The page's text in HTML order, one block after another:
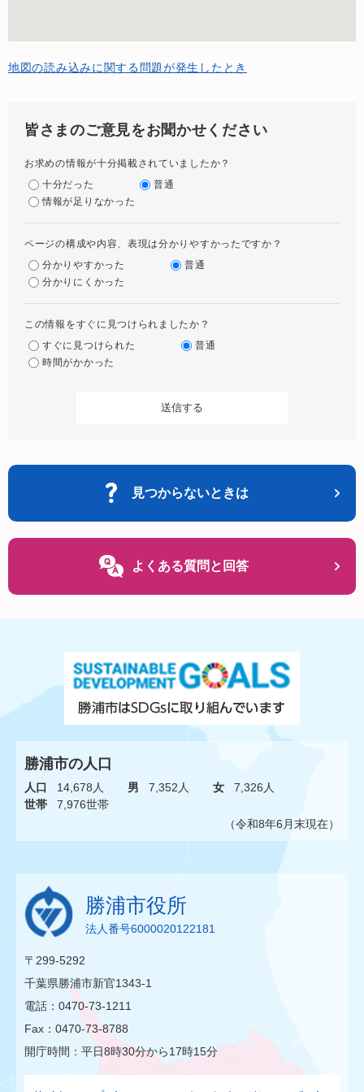
地図の読み込みに関する問題が発生したとき
皆さまのご意見をお聞かせください
お求めの情報が十分掲載されていましたか？
十分だった
普通
情報が足りなかった
ページの構成や内容、表現は分かりやすかったですか？
分かりやすかった
普通
分かりにくかった
この情報をすぐに見つけられましたか？
すぐに見つけられた
普通
時間がかかった
見つからないときは
よくある質問と回答
勝浦市の人口
人口 14,678人 男 7,352人 女
7,326人
世帯
7,976世帯
（令和8年6月末現在）
勝浦市役所
法人番号6000020122181
〒299-5292
千葉県勝浦市新官1343-1
電話：0470-73-1211
Fax：0470-73-8788
開庁時間：平日8時30分から17時15分